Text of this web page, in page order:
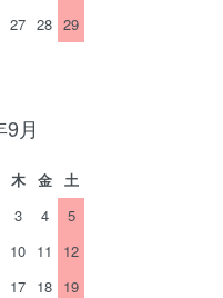
27 28 29
月
木 金
土
3 4
5
10 11
12
17 18 19